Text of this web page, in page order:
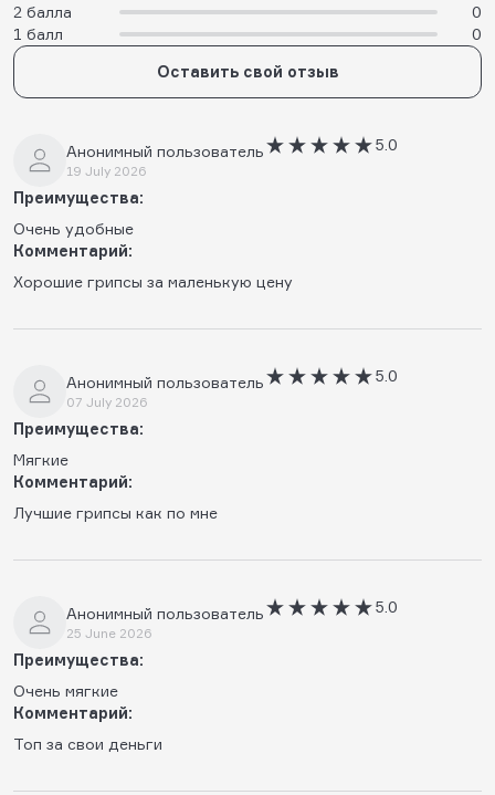
2 балла
0
1 балл
0
Оставить свой отзыв
Анонимный пользователь
19 July 2026
5.0
Преимущества:
Очень удобные
Комментарий:
Хорошие грипсы за маленькую цену
Анонимный пользователь
07 July 2026
5.0
Преимущества:
Мягкие
Комментарий:
Лучшие грипсы как по мне
Анонимный пользователь
25 June 2026
5.0
Преимущества:
Очень мягкие
Комментарий:
Топ за свои деньги